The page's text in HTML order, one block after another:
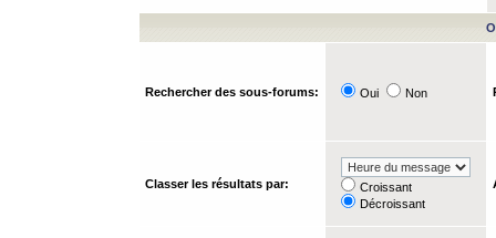
Rechercher des sous-forums: Oui Non
Classer les résultats par:
Croissant
Décroissant